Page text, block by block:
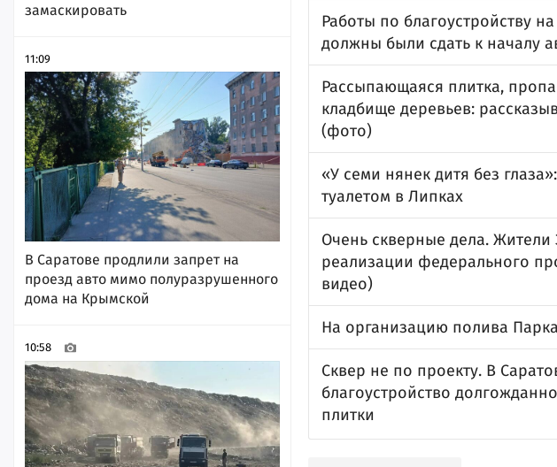
замаскировать
11:09
В Саратове продлили запрет на
проезд авто мимо полуразрушенного
дома на Крымской
10:58
Работы по благоустройству
должны были сдать к началу
Рассыпающаяся плитка,
кладбище деревьев:
(фото)
«У семи нянек дитя без
туалетом в Липках
Очень скверные дела.
реализации федерального
видео)
На организацию полива
Сквер не по проекту. В
благоустройство
плитки